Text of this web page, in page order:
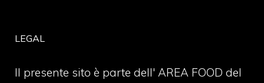
LEGAL
Il presente sito è parte dell' AREA FOOD del